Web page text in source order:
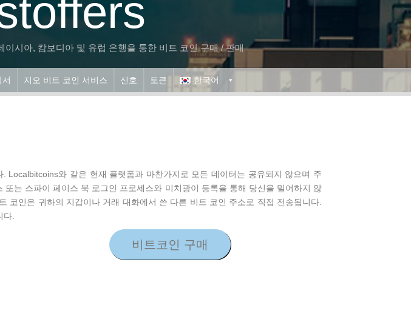
시아, 캄보디아 및 유럽 은행을 통한 비트 코인 구매 / 판매
지오 비트 코인 서비스 신호 토큰 한국어
와 같은 현재 플랫폼과 마찬가지로 모든 데이터는 공유되지 않으며 주
는 스파이 페이스 북 로그인 프로세스와 미치광이 등록을 통해 당신을 밀어하지 않
인은 귀하의 지갑이나 거래 대화에서 쓴 다른 비트 코인 주소로 직접 전송됩니다.
.
비트코인 구매